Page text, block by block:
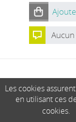
Les cookies
en utilisant ces
cookies.